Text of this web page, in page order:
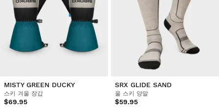
MISTY GREEN DUCKY
스키 겨울 장갑
$69.95
SRX GLIDE SAND
울 스키 양말
$59.95